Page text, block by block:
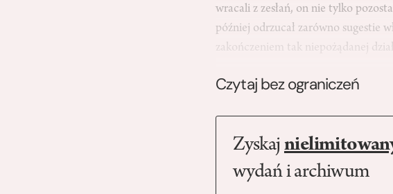
wracali z zesłań, on nie tylko
później odrzucał zarówno sugestie
zakończeniem tak niepożądanej
Czytaj bez ograniczeń
Zyskaj
wydań i archiwum